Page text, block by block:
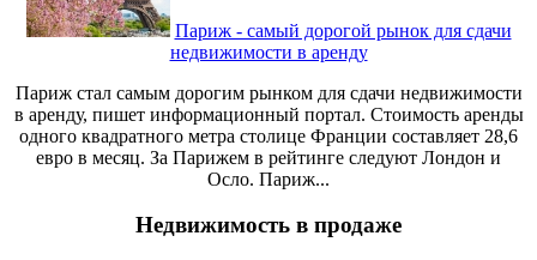
Париж - самый дорогой рынок для сдачи
недвижимости в аренду
Париж стал самым дорогим рынком для сдачи недвижимости
в аренду, пишет информационный портал. Стоимость аренды
одного квадратного метра столице Франции составляет 28,6
евро в месяц. За Парижем в рейтинге следуют Лондон и
Осло. Париж...
Недвижимость в продаже